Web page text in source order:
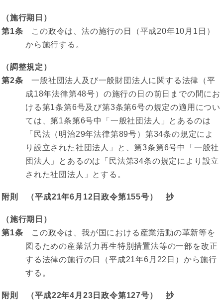
（施行期日）
第1条 この政令は、法の施行の日（平成20年10月1日）
から施行する。
（調整規定）
第2条 一般社団法人及び一般財団法人に関する法律（平
成18年法律第48号）の施行の日の前日までの間にお
ける第1条第6号及び第3条第6号の規定の適用につい
ては、第1条第6号中「一般社団法人」とあるのは
「民法（明治29年法律第89号）第34条の規定によ
り設立された社団法人」と、第3条第6号中「一般社
団法人」とあるのは「民法第34条の規定により設立
された社団法人」とする。
附則 （平成21年6月12日政令第155号） 抄
（施行期日）
第1条 この政令は、我が国における産業活動の革新等を
図るための産業活力再生特別措置法等の一部を改正
する法律の施行の日（平成21年6月22日）から施行
する。
附則 （平成22年4月23日政令第127号） 抄